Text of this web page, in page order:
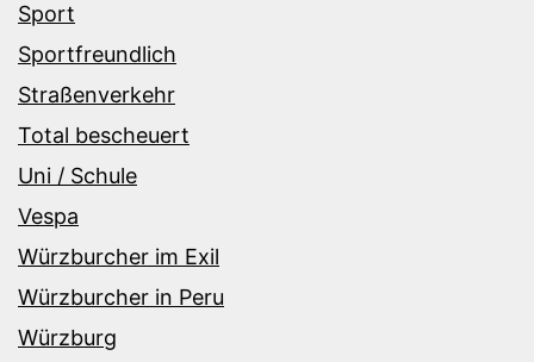
Sport
Sportfreundlich
Straßenverkehr
Total bescheuert
Uni / Schule
Vespa
Würzburcher im Exil
Würzburcher in Peru
Würzburg